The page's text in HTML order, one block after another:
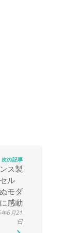
次の記事
ス製
ル
モダ
感動
6月21
日